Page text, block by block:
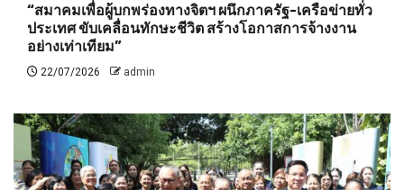
“สมาคมเพื่อผู้บกพร่องทางจิตฯ ผนึกภาครัฐ-เครือข่ายทั่ว
ประเทศ ขับเคลื่อนทักษะชีวิต สร้างโอกาสการจ้างงาน
อย่างเท่าเทียม”
22/07/2026 admin